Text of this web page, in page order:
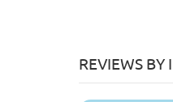
REVIEWS BY